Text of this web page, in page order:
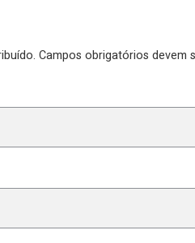
Campos obrigatórios devem